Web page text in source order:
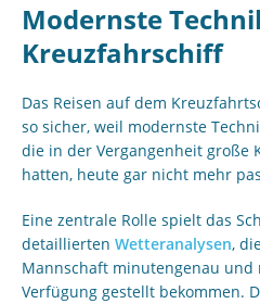
Modernste
Kreuzfahrschiff
Das Reisen auf dem
so sicher, weil modernste
die in der Vergangenheit große
hatten, heute gar nicht mehr
Eine zentrale Rolle spielt das
detaillierten Wetteranalysen,
Mannschaft minutengenau
Verfügung gestellt bekommen.